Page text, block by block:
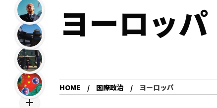
ヨーロッパ
HOME 国際政治 ヨーロッパ